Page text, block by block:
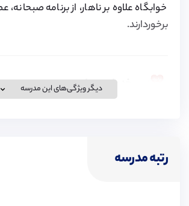
خوابگاه‌ علاوه بر ناهار، از برنامه صبحانه،
برخوردارند.
خدمات درمانی مدرسه
رژیم غذایی و زندگی سالم، ارزیابی سلامتی
دیگر ویژگی‌های این مدرسه
رتبه مدرسه